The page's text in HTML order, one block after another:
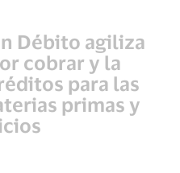
Débito agiliza
cobrar y la
para las
primas y